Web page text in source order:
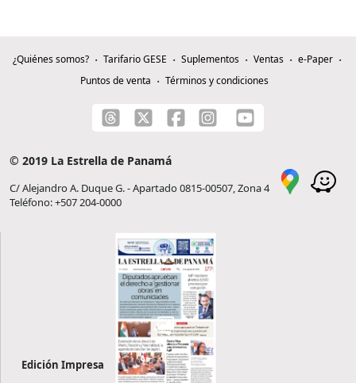
¿Quiénes somos? Tarifario GESE Suplementos Ventas
e-Paper
Puntos de venta
Términos y condiciones
© 2019 La Estrella de Panamá
C/ Alejandro A. Duque G. - Apartado 0815-00507, Zona 4
Teléfono: +507 204-0000
Edición Impresa